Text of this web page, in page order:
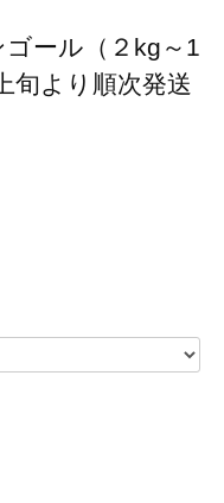
ール（２kg～1
旬より順次発送